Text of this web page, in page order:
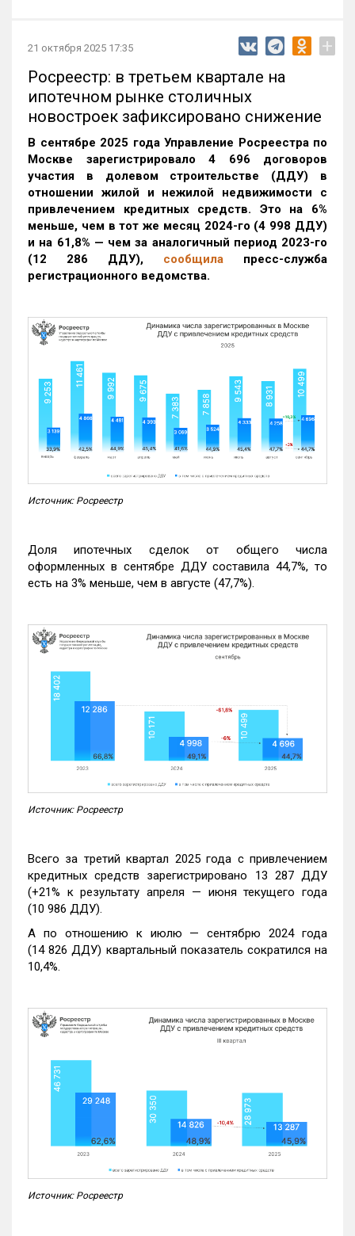
21 октября 2025 17:35 +
Росреестр: в третьем квартале на
ипотечном рынке столичных
новостроек зафиксировано снижение
В сентябре 2025 года Управление Росреестра по
Москве зарегистрировало 4 696 договоров
участия в долевом строительстве (ДДУ) в
отношении жилой и нежилой недвижимости с
привлечением кредитных средств. Это на 6%
меньше, чем в тот же месяц 2024-го (4 998 ДДУ)
и на 61,8% — чем за аналогичный период 2023-го
(12 286 ДДУ), сообщила пресс-служба
регистрационного ведомства.
Источник: Росреестр
Доля ипотечных сделок от общего числа
оформленных в сентябре ДДУ составила 44,7%, то
есть на 3% меньше, чем в августе (47,7%).
Источник: Росреестр
Всего за третий квартал 2025 года с привлечением
кредитных средств зарегистрировано 13 287 ДДУ
(+21% к результату апреля — июня текущего года
(10 986 ДДУ).
А по отношению к июлю — сентябрю 2024 года
(14 826 ДДУ) квартальный показатель сократился на
10,4%.
Источник: Росреестр